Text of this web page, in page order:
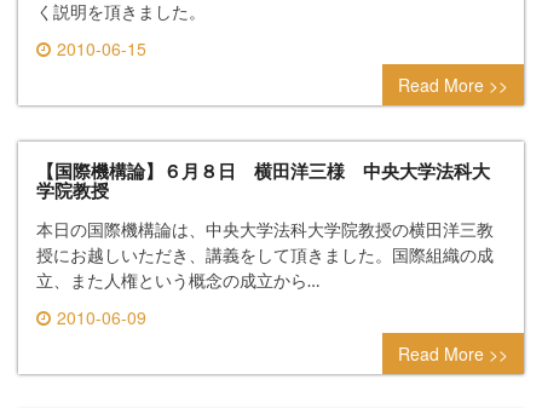
く説明を頂きました。
2010-06-15
0 comment
Read More >>
【国際機構論】６月８日 横田洋三様 中央大学法科大
学院教授
本日の国際機構論は、中央大学法科大学院教授の横田洋三教
授にお越しいただき、講義をして頂きました。国際組織の成
立、また人権という概念の成立から…
2010-06-09
0 comment
Read More >>